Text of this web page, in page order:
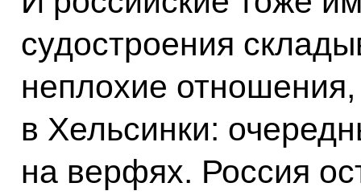
судостроения
неплохие
в Хельсинки:
на верфях. Россия